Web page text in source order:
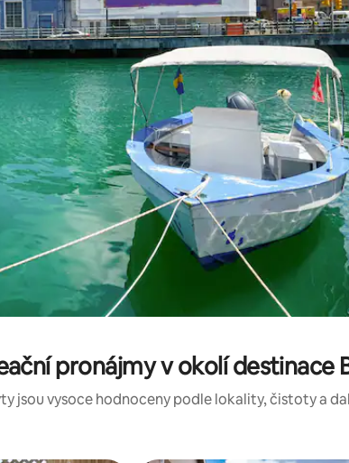
nahoru a dolů, dotykem nebo přejetím prstem.
pronájmy v okolí destinace
jsou vysoce hodnoceny podle lokality, čistoty a